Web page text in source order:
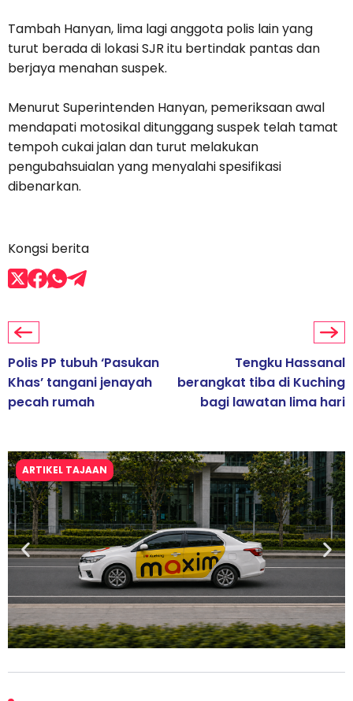
Tambah Hanyan, lima lagi anggota polis lain yang
turut berada di lokasi SJR itu bertindak pantas dan
berjaya menahan suspek.
Menurut Superintenden Hanyan, pemeriksaan awal
mendapati motosikal ditunggang suspek telah tamat
tempoh cukai jalan dan turut melakukan
pengubahsuialan yang menyalahi spesifikasi
dibenarkan.
Kongsi berita
Polis PP tubuh ‘Pasukan
Khas’ tangani jenayah
pecah rumah
Tengku Hassanal
berangkat tiba di Kuching
bagi lawatan lima hari
ARTIKEL TAJAAN